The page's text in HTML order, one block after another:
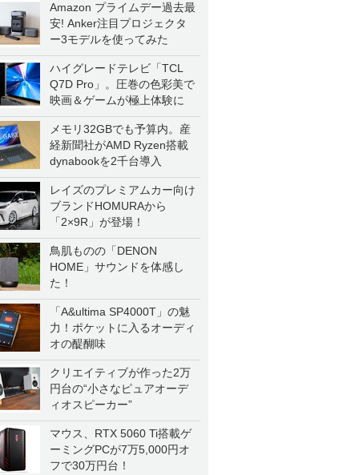
Amazon プライムデー過去最
安! Anker注目プロジェクタ
ー3モデルを使ってみた
ハイグレードテレビ「TCL
Q7D Pro」。圧巻の色彩美で
映画＆ゲームが極上体験に
メモリ32GBでも予算内。産
経新聞社がAMD Ryzen搭載
dynabookを2千台導入
レイズのプレミアムカー向け
ブランドHOMURAから
「2×9R」が登場！
鳥肌ものの「DENON
HOME」サウンドを体感し
た！
「A&ultima SP4000T」の魅
力！ポケットに入るオーディ
オの醍醐味
クリエイティブが作った2万
円台の“小さなピュアオーデ
ィオスピーカー”
マウス、RTX 5060 Ti搭載ゲ
ーミングPCが7万5,000円オ
フで30万円台！